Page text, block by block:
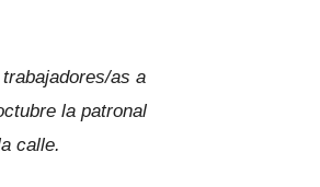
as a
la patronal
calle.